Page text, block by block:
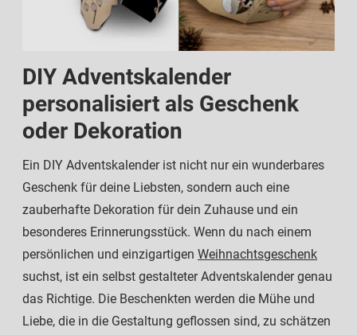
DIY Adventskalender
personalisiert als Geschenk
oder Dekoration
Ein DIY Adventskalender ist nicht nur ein wunderbares
Geschenk für deine Liebsten, sondern auch eine
zauberhafte Dekoration für dein Zuhause und ein
besonderes Erinnerungsstück. Wenn du nach einem
persönlichen und einzigartigen Weihnachtsgeschenk
suchst, ist ein selbst gestalteter Adventskalender genau
das Richtige. Die Beschenkten werden die Mühe und
Liebe, die in die Gestaltung geflossen sind, zu schätzen